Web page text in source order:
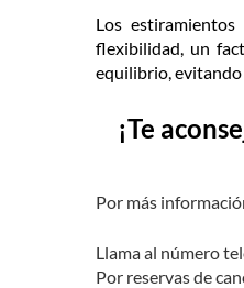
Los estiramientos
flexibilidad, un
equilibrio, evitando
¡Te
Por más
Llama al número
Por reservas de